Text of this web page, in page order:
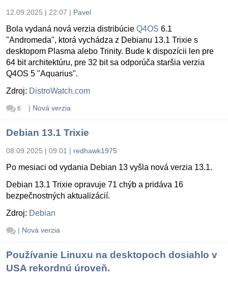
12.09.2025 | 22:07 | Pavel
Bola vydaná nová verzia distribúcie Q4OS 6.1
"Andromeda", ktorá vychádza z Debianu 13.1 Trixie s
desktopom Plasma alebo Trinity. Bude k dispozícii len pre
64 bit architektúru, pre 32 bit sa odporúča staršia verzia
Q4OS 5 "Aquarius".
Zdroj: DistroWatch.com
6 | Nová verzia
Debian 13.1 Trixie
08.09.2025 | 09:01 | redhawk1975
Po mesiaci od vydania Debian 13 vyšla nová verzia 13.1.
Debian 13.1 Trixie opravuje 71 chýb a pridáva 16
bezpečnostných aktualizácií.
Zdroj: Debian
| Nová verzia
Používanie Linuxu na desktopoch dosiahlo v
USA rekordnú úroveň.